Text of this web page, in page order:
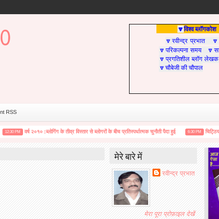
🔽विश्व ब्लॉगकोश
🔽रवीन्द्र प्रभात 🔽
🔽परिकल्पना समय 🔽
🔽प्रगतिशील ब्लॉग
🔽चौबेजी की चौपाल
RSS
वर्ष २०१० :ब्लोगिंग के तीव्र विस्तार से ब्लोगरों के बीच प्रतिस्पर्धात्मक चुनौती पैदा हुई 6:30 PM चिट्ठियाँ /
मेरे बारे में
रवीन्द्र प्रभात
मेरा पूरा प्रोफ़ाइल देखें